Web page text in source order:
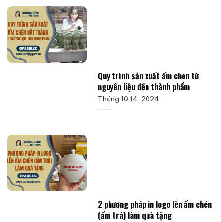
Quy trình sản xuất ấm chén từ
nguyên liệu đến thành phẩm
Tháng 10 14, 2024
2 phương pháp in logo lên ấm chén
(ấm trà) làm quà tặng